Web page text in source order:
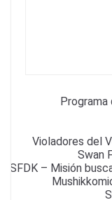
Violadores del
Swan
SFDK – Misión